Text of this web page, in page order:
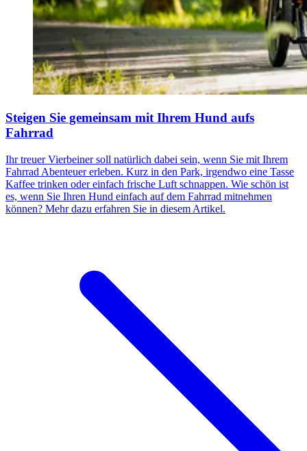
Steigen Sie gemeinsam mit Ihrem Hund aufs
Fahrrad
Ihr treuer Vierbeiner soll natürlich dabei sein, wenn Sie mit Ihrem
Fahrrad Abenteuer erleben. Kurz in den Park, irgendwo eine Tasse
Kaffee trinken oder einfach frische Luft schnappen. Wie schön ist
es, wenn Sie Ihren Hund einfach auf dem Fahrrad mitnehmen
können? Mehr dazu erfahren Sie in diesem Artikel.